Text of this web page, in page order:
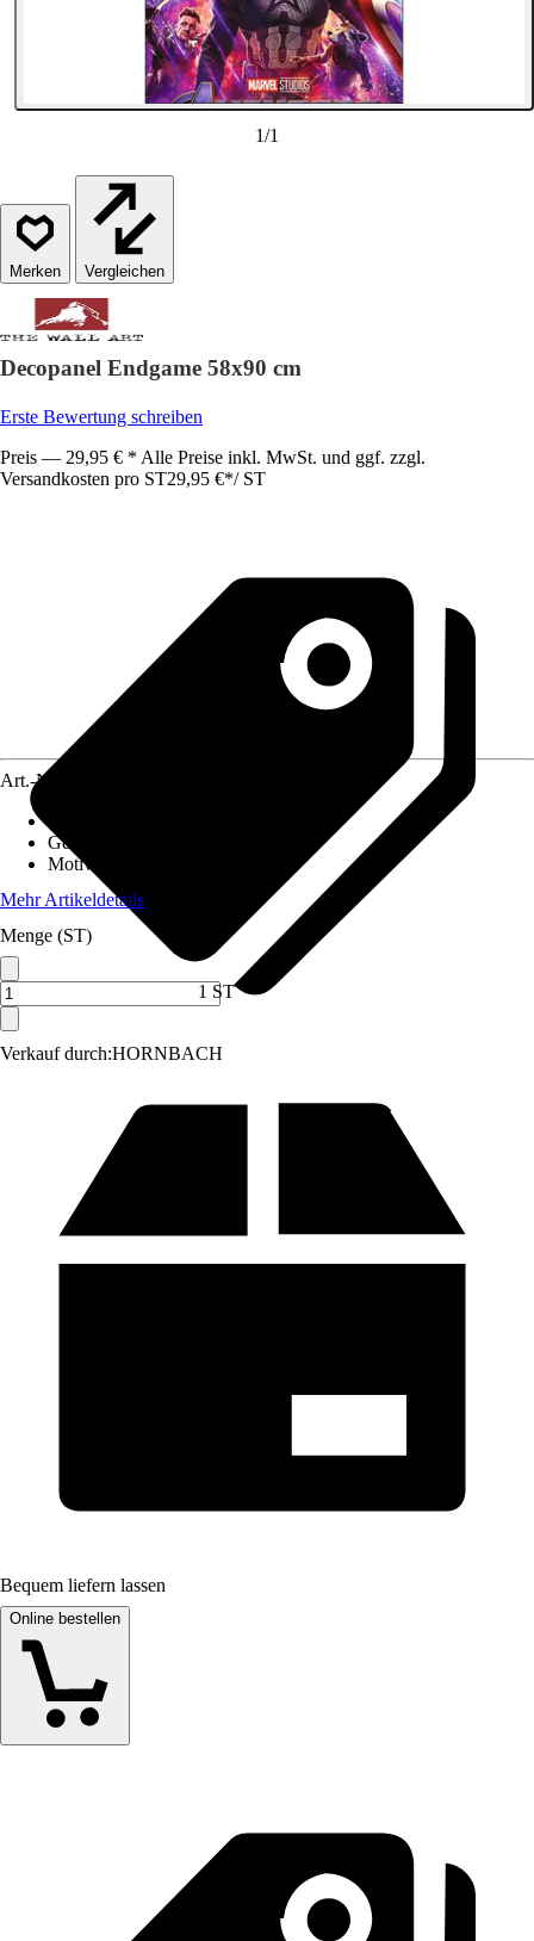
1/1
Vergleichen
Decopanel Endgame 58x90 cm
Erste Bewertung schreiben
Preis — 29,95 € * Alle Preise inkl. MwSt. und ggf. zzgl.
Versandkosten pro ST29,95 €*/ ST
Verkauf durch:HORNBACH
Art.-Nr.
Gewicht
Motivkategorie
Mehr Artikeldetails
Menge (ST)
1 ST
Bequem liefern lassen
Online bestellen